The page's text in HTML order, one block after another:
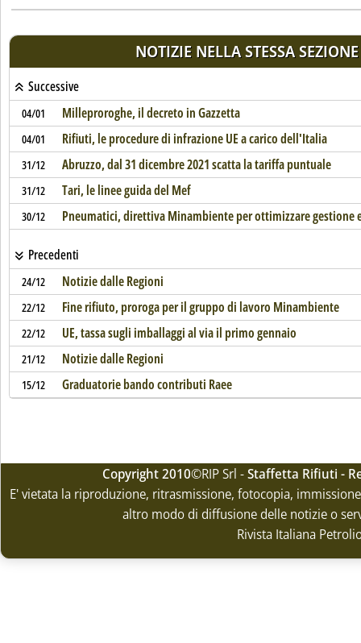
NOTIZIE NELLA STESSA SEZIONE
Successive
04/01 Milleproroghe, il decreto in Gazzetta
04/01 Rifiuti, le procedure di infrazione UE a carico dell'Italia
31/12 Abruzzo, dal 31 dicembre 2021 scatta la tariffa puntuale
31/12 Tari, le linee guida del Mef
30/12 Pneumatici, direttiva Minambiente per ottimizzare gestione
Precedenti
24/12 Notizie dalle Regioni
22/12 Fine rifiuto, proroga per il gruppo di lavoro Minambiente
22/12 UE, tassa sugli imballaggi al via il primo gennaio
21/12 Notizie dalle Regioni
15/12 Graduatorie bando contributi Raee
Copyright 2010©RIP Srl -Staffetta Rifiuti -
E' vietata la riproduzione, ritrasmissione, fotocopia,
altro modo di diffusione delle notizie o
Rivista Italiana